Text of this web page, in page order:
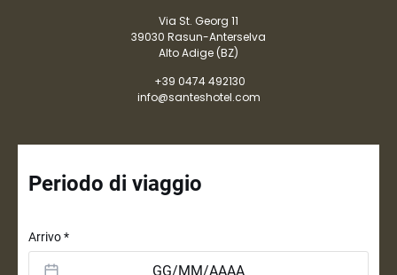
Via St. Georg 11
39030 Rasun-Anterselva
Alto Adige (BZ)
+39 0474 492130
info@santeshotel.com